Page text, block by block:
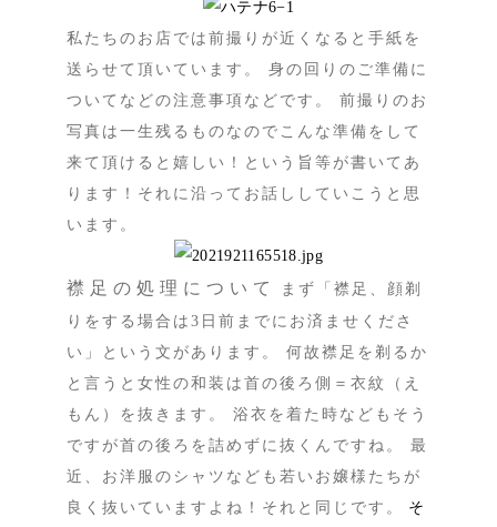
私たちのお店では前撮りが近くなると手紙を
送らせて頂いています。 身の回りのご準備に
ついてなどの注意事項などです。 前撮りのお
写真は一生残るものなのでこんな準備をして
来て頂けると嬉しい！という旨等が書いてあ
ります！それに沿ってお話ししていこうと思
います。
襟足の処理について
まず「襟足、顔剃
りをする場合は3日前までにお済ませくださ
い」という文があります。 何故襟足を剃るか
と言うと女性の和装は首の後ろ側＝衣紋（え
もん）を抜きます。 浴衣を着た時などもそう
ですが首の後ろを詰めずに抜くんですね。 最
近、お洋服のシャツなども若いお嬢様たちが
良く抜いていますよね！それと同じです。
そ